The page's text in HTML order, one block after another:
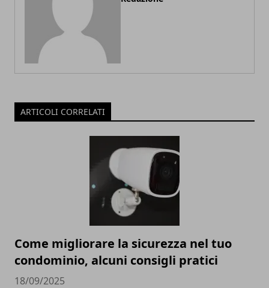
ARTICOLI CORRELATI
Come migliorare la sicurezza nel tuo
condominio, alcuni consigli pratici
18/09/2025